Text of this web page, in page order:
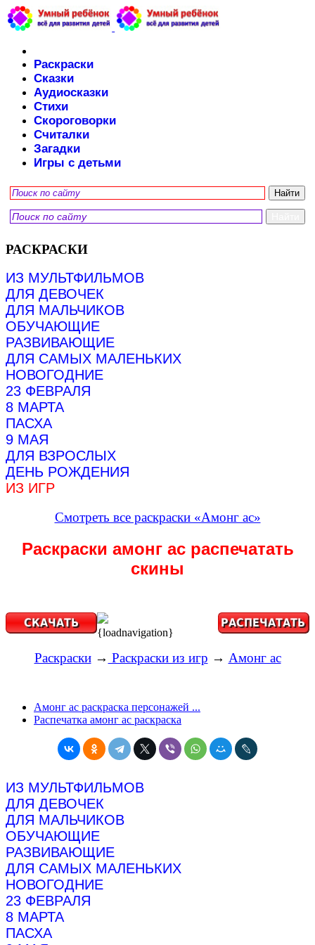
Раскраски
Сказки
Аудиосказки
Стихи
Скороговорки
Считалки
Загадки
Игры с детьми
РАСКРАСКИ
ИЗ МУЛЬТФИЛЬМОВ
ДЛЯ ДЕВОЧЕК
ДЛЯ МАЛЬЧИКОВ
ОБУЧАЮЩИЕ
РАЗВИВАЮЩИЕ
ДЛЯ САМЫХ МАЛЕНЬКИХ
НОВОГОДНИЕ
23 ФЕВРАЛЯ
8 МАРТА
ПАСХА
9 МАЯ
ДЛЯ ВЗРОСЛЫХ
ДЕНЬ РОЖДЕНИЯ
ИЗ ИГР
Смотреть все раскраски «Амонг ас»
Раскраски амонг ас распечатать
скины
{loadnavigation}
Раскраски→ Раскраски из игр → Амонг ас
Амонг ас раскраска персонажей ...
Распечатка амонг ас раскраска
ИЗ МУЛЬТФИЛЬМОВ
ДЛЯ ДЕВОЧЕК
ДЛЯ МАЛЬЧИКОВ
ОБУЧАЮЩИЕ
РАЗВИВАЮЩИЕ
ДЛЯ САМЫХ МАЛЕНЬКИХ
НОВОГОДНИЕ
23 ФЕВРАЛЯ
8 МАРТА
ПАСХА